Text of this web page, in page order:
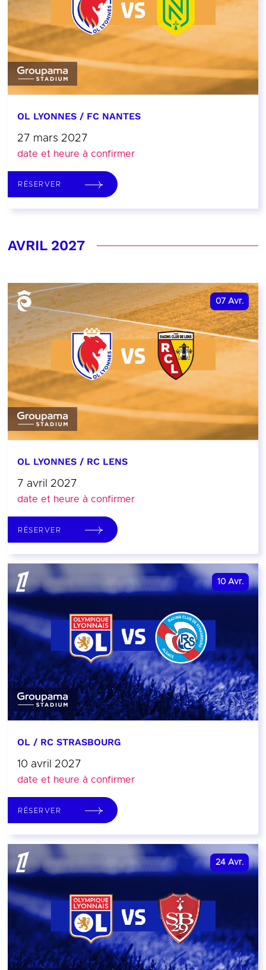
OL LYONNES / FC NANTES
27 mars 2027
date et heure à confirmer
RÉSERVER
AVRIL 2027
07 Avr.
OL LYONNES / RC LENS
7 avril 2027
date et heure à confirmer
RÉSERVER
10 Avr.
OL / RC STRASBOURG
10 avril 2027
date et heure à confirmer
RÉSERVER
24 Avr.